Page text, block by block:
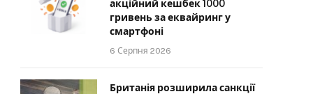
акційний кешбек 1000
гривень за еквайринг у
смартфоні
6 Серпня 2026
Британія розширила санкції